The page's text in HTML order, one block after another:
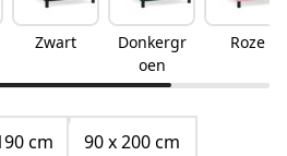
Zwart
Donkergr
oen
Roze
cm
90 x 200 cm